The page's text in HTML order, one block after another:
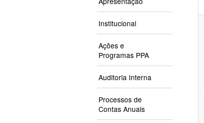
Institucional
Ações e
Programas PPA
Auditoria Interna
Processos de
Contas Anuais